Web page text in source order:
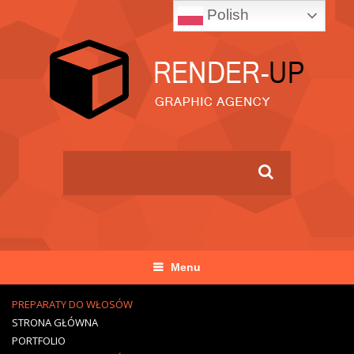
Menu
PREPARATY DO WŁOSÓW
STRONA GŁÓWNA
PORTFOLIO
Polish